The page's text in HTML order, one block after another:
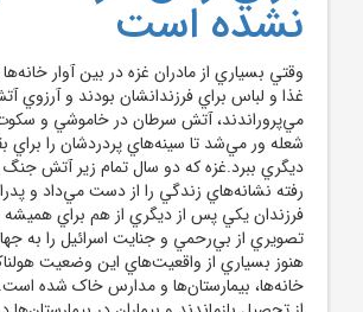
نشده است
وقتي بسياري از مادران غزه در بين آوار
غذا و لباس براي فرزندانشان بودند و آرزوي
مي‌پروراندند، آتش سرطان در خاموشي و
شعله ور مي‌شد تا سينه‌هاي پردردشان را براي
ديگري ببرد.غزه که دو سال تمام زير آتش جنگ
رفته نشانه‌هاي زندگي را از دست مي‌داد و
فرزندان يکي پس از ديگري از هم براي
تصويري از بي‌رحمي و جنايت اسرائيل را به
هنوز بسياري از واقعيت‌هاي اين وضعيت
خانه‌ها، بيمارستان‌ها و مدارس خاک شده